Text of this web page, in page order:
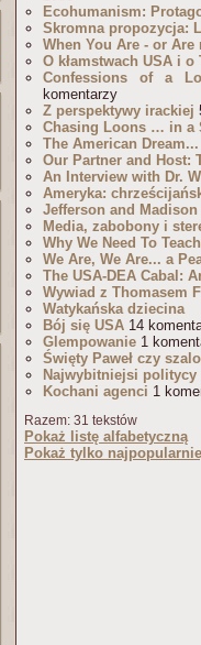
Ecohumanism:
Skromna propozycja:
When You Are - or
O kłamstwach USA i o
Confessions of a
komentarzy
Z perspektywy irackiej
Chasing Loons … in a
The American
Our Partner and Host:
An Interview with Dr.
Ameryka:
Jefferson and
Media, zabobony i
Why We Need To
We Are, We Are... a
The USA-DEA Cabal:
Wywiad z Thomasem
Watykańska dziecina
Bój się USA 14
Glempowanie 1
Święty Paweł czy
Najwybitniejsi
Kochani agenci 1
Razem: 31 tekstów
Pokaż listę alfabetyczną
Pokaż tylko